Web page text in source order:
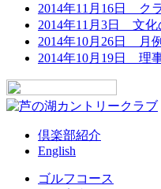
2014年11月16日 ク
2014年11月3日 文化
2014年10月26日 月
2014年10月19日 理
倶楽部紹介
English
ゴルフコース